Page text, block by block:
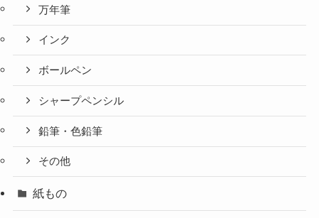
万年筆
インク
ボールペン
シャープペンシル
鉛筆・色鉛筆
その他
紙もの